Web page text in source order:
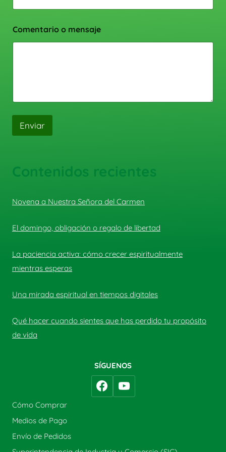
Comentario o mensaje
Enviar
Contenidos recientes
Novena a Nuestra Señora del Carmen
El domingo, obligación o regalo de libertad
La paciencia activa: cómo crecer espiritualmente
mientras esperas
Una mirada espiritual en tiempos digitales
Qué hacer cuando sientes que has perdido tu propósito
de vida
SÍGUENOS
Cómo Comprar
Medios de Pago
Envío de Pedidos